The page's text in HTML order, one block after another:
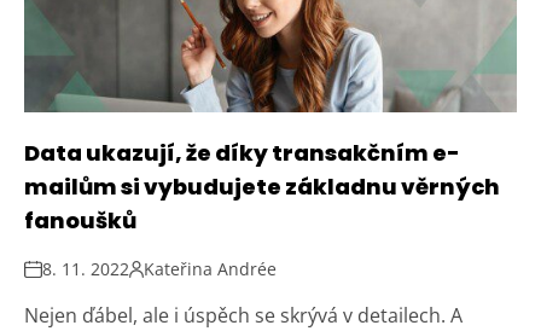
Data ukazují, že díky transakčním e-
mailům si vybudujete základnu věrných
fanoušků
8. 11. 2022 Kateřina Andrée
Nejen ďábel, ale i úspěch se skrývá v detailech. A